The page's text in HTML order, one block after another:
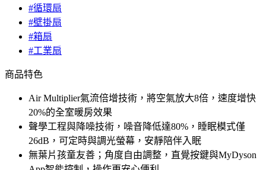
#循環扇
#壁掛扇
#箱扇
#工業扇
商品特色
Air Multiplier氣流倍增技術，將空氣放大8倍，速度增快
20%的全室暖房效果
聲學工程與降噪技術，噪音降低達80%，睡眠模式僅
26dB，可定時與調光螢幕，安靜陪伴入眠
無葉片孩童友善；角度自由調整，直覺按鍵與MyDyson